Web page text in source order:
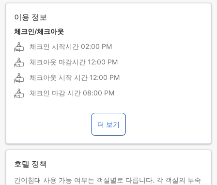
이용 정보
체크인/체크아웃
체크인 시작시간 02:00 PM
체크아웃 마감시간 12:00 PM
체크아웃 시작 시간 12:00 PM
체크인 마감 시간 08:00 PM
더 보기
호텔 정책
간이침대 사용 가능 여부는 객실별로 다릅니다. 각 객실의 투숙